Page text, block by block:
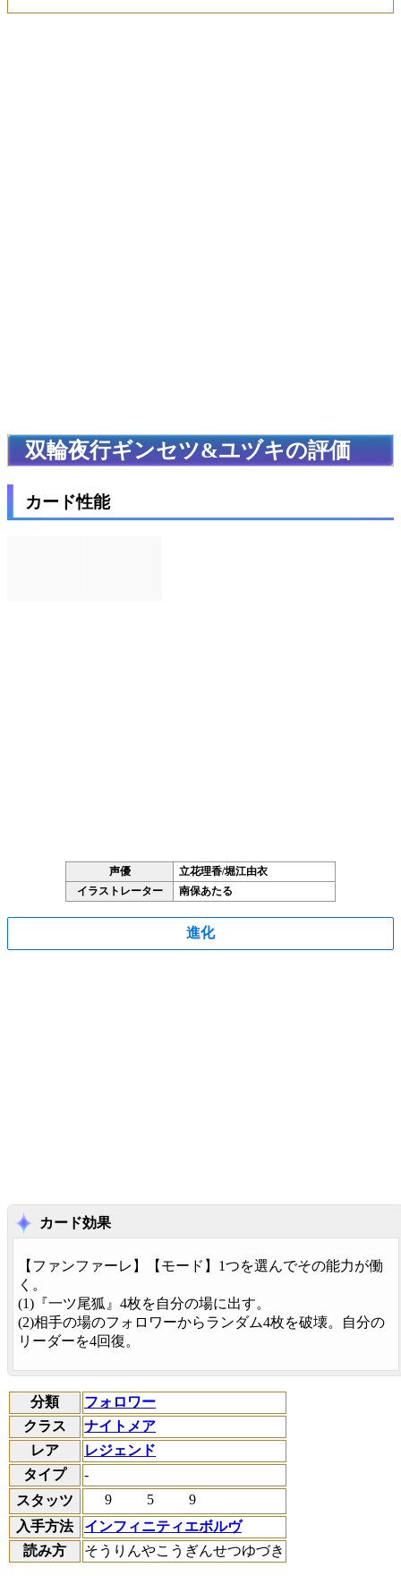
双輪夜行ギンセツ&ユヅキの評価
カード性能
声優
立花理香/堀江由衣
イラストレーター
南保あたる
進化
カード効果
【 ファンファーレ 】【 モード 】1つを選んでその能力が働
く。
(1)『一ツ尾狐』4枚を自分の場に出す。
(2)相手の場のフォロワーからランダム4枚を破壊。自分の
リーダーを4回復。
分類
フォロワー
クラス
ナイトメア
レア
レジェンド
タイプ
-
スタッツ
9 5
9
入手方法
インフィニティエボルヴ
読み方
そうりんやこうぎんせつゆづき